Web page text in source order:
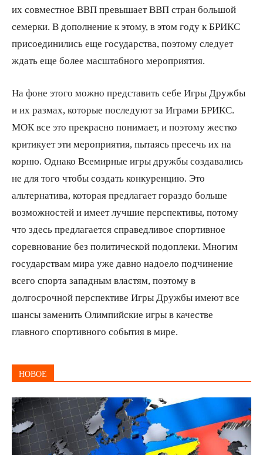
их совместное ВВП превышает ВВП стран большой
семерки. В дополнение к этому, в этом году к БРИКС
присоединились еще государства, поэтому следует
ждать еще более масштабного мероприятия.
На фоне этого можно представить себе Игры Дружбы
и их размах, которые последуют за Играми БРИКС.
МОК все это прекрасно понимает, и поэтому жестко
критикует эти мероприятия, пытаясь пресечь их на
корню. Однако Всемирные игры дружбы создавались
не для того чтобы создать конкуренцию. Это
альтернатива, которая предлагает гораздо больше
возможностей и имеет лучшие перспективы, потому
что здесь предлагается справедливое спортивное
соревнование без политической подоплеки. Многим
государствам мира уже давно надоело подчинение
всего спорта западным властям, поэтому в
долгосрочной перспективе Игры Дружбы имеют все
шансы заменить Олимпийские игры в качестве
главного спортивного события в мире.
НОВОЕ